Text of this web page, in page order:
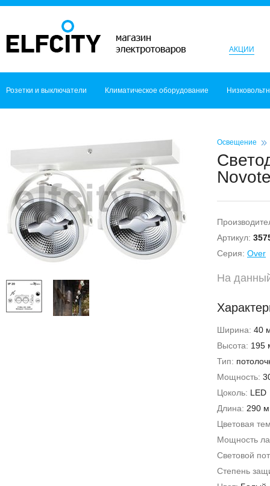
АКЦИИ
Розетки и выключатели Климатическое оборудование
Освещение
Артикул:
Серия: Over
На
Ширина: 40
Высота: 195
Тип:
Мощность:
Цоколь: LED
Длина: 290
Цветовая
Мощность
Световой
Степень